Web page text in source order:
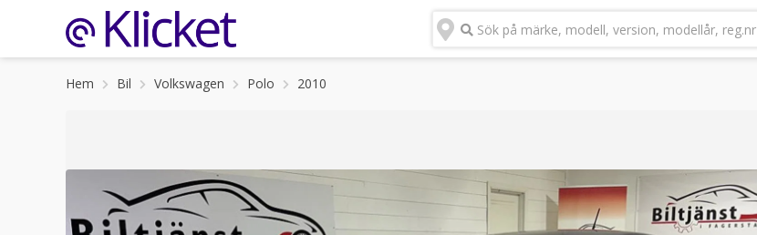
Sök på märke, modell, version, modellår, reg.nr
Hem Bil Volkswagen Polo 2010